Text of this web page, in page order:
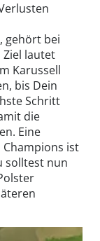
gehört bei
Ziel lautet
Karussell
bis Dein
Schritt
die
Eine
ist
solltest nun